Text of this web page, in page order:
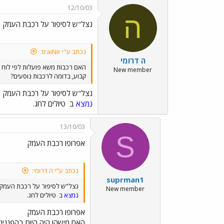
ה
ה דרומי
New member
12/10/03
נצל"ש לסיפור על רכבת העמק
נכתב ע"י traiNir:
האם רכבות משא פועלות לפי לוח
קבוע, בדומה לרכבות נוסעים?
נצל"ש לסיפור על רכבת העמק
נמצא ב טיולים לחג.
S
suprman1
New member
13/10/03
אפרופו רכבת העמק
נכתב ע"י ה דרומי:
נצל"ש לסיפור על רכבת העמק
נמצאב טיולים לחג.
אפרופו רכבת העמק